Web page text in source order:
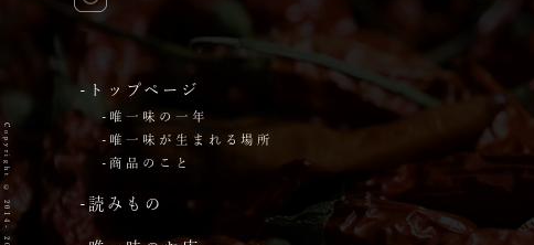
-トップページ
-唯一味の一年
-唯一味が生まれる場所
-商品のこと
-読みもの